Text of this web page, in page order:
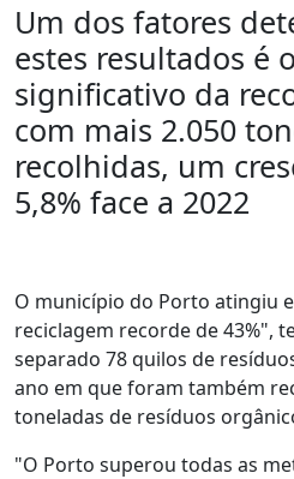
Um dos fatores
estes resultados é
significativo da
com mais 2.050
recolhidas, um
5,8% face a 2022
O município do Porto atingiu
reciclagem recorde de 43%",
separado 78 quilos de
ano em que foram também
toneladas de resíduos
"O Porto superou todas as